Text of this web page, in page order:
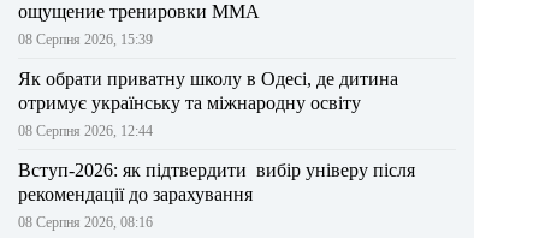
ощущение тренировки ММА
08 Серпня 2026, 15:39
Як обрати приватну школу в Одесі, де дитина
отримує українську та міжнародну освіту
08 Серпня 2026, 12:44
Вступ-2026: як підтвердити вибір універу після
рекомендації до зарахування
08 Серпня 2026, 08:16